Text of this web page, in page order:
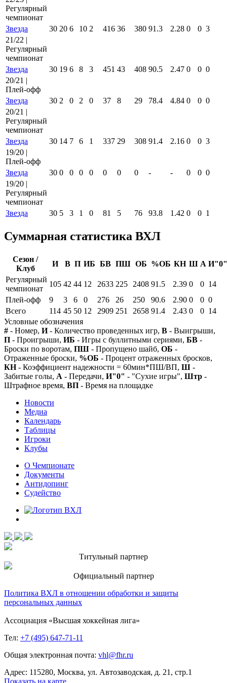
Регулярный
чемпионат
Звезда
30 20 6 10 2 416 36 380 91.3 2.28 0 0 3
21/22 |
Регулярный
чемпионат
Звезда
30 19 6 8 3 451 43 408 90.5 2.47 0 0 0
20/21 |
Плей-офф
Звезда
30 2 0 2 0 37 8 29 78.4 4.84 0 0 0
20/21 |
Регулярный
чемпионат
Звезда
30 14 7 6 1 337 29 308 91.4 2.16 0 0 3
19/20 |
Плей-офф
Звезда
30 0 0 0 0 0 0 0 - - 0 0 0
19/20 |
Регулярный
чемпионат
Звезда
30 5 3 1 0 81 5 76 93.8 1.42 0 0 1
Суммарная статистика ВХЛ
Сезон /
Клуб
И В П ИБ БВ ПШ ОБ %ОБ КН Ш А И"0"
Регулярный
чемпионат
105 42 44 12 2633 225 2408 91.5 2.39 0 0 14
Плей-офф
9 3 6 0 276 26 250 90.6 2.90 0 0 0
Всего
114 45 50 12 2909 251 2658 91.4 2.43 0 0 14
Условные обозначения
# - Номер, И- Количество проведенных игр, В - Выигрыши,
П - Проигрыши, ИБ - Игры с буллитными сериями, БВ -
Броски по воротам, ПШ - Пропущено шайб, ОБ -
Отраженные броски, %ОБ - Процент отраженных бросков,
КН- Коэффициент надежности = 60мин*ПШ/ВП, Ш -
Забитые голы, А - Передачи, И"0" - "Сухие игры", Штр -
Штрафное время, ВП - Время на площадке
Новости
Медиа
Календарь
Таблицы
Игроки
Клубы
О Чемпионате
Документы
Антидопинг
Судейство
Титульный партнер
Официальный партнер
Политика ВХЛ в отношении обработки и защиты
персональных данных
Ассоциация «Высшая хоккейная лига»
Тел: +7 (495) 647-71-11
Общая электронная почта: vhl@fhr.ru
Адрес: 115280, Москва, ул. Автозаводская, д. 21, стр.1
Показать на карте